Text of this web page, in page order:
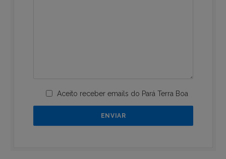
Aceito receber emails do Pará Terra Boa